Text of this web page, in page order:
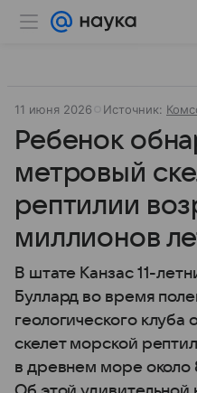
11 июня 2026 Источник:
Ребенок
метровый
рептилии
миллионов
В штате Канзас 11-
Буллард во время
геологического
скелет морской
в древнем море около